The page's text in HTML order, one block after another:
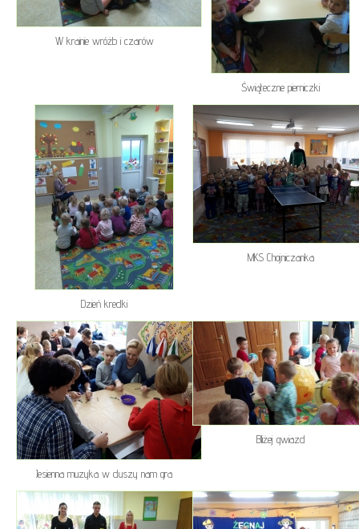
W krainie wróżb i czarów
Świąteczne pierniczki
Dzień kredki
MKS Chojniczanka
Jesienna muzyka w duszy nam gra
Bliżej gwiazd